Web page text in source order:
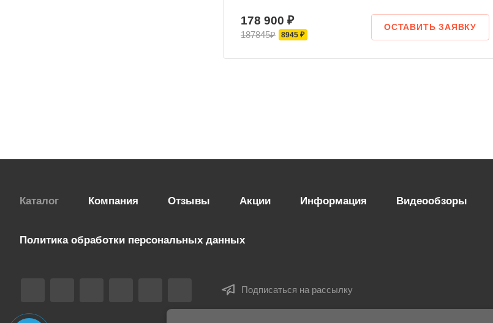
178 900 ₽
187845₽ 8945 ₽
ОСТАВИТЬ ЗАЯВКУ
Каталог Компания Отзывы Акции Информация Видеообзоры
Политика обработки персональных данных
Подписаться на рассылку